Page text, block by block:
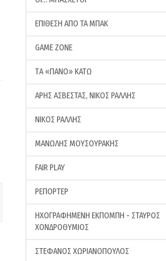
ΕΠΙΘΕΣΗ ΑΠΟ ΤΑ ΜΠΑΚ
GAME ZONE
ΤA «ΠΑΝΟ» ΚΑΤΩ
ΑΡΗΣ ΑΣΒΕΣΤΑΣ, ΝΙΚΟΣ ΡΑΛΛΗΣ
ΝΙΚΟΣ ΡΑΛΛΗΣ
ΜΑΝΩΛΗΣ ΜΟΥΣΟΥΡΑΚΗΣ
FAIR PLAY
ΡΕΠΟΡΤΕΡ
ΗΧΟΓΡΑΦΗΜΕΝΗ ΕΚΠΟΜΠΗ - ΣΤΑΥΡΟΣ
ΧΟΝΔΡΟΘΥΜΙΟΣ
ΣΤΕΦΑΝΟΣ ΧΩΡΙΑΝΟΠΟΥΛΟΣ